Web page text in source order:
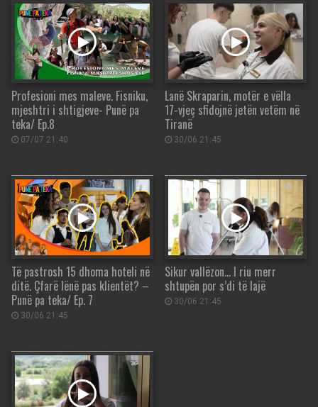
Profesioni mes maleve. Fisniku,
mjeshtri i shtigjeve- Punë pa
teka/ Ep.8
07/07 21:40
Lanë Skraparin, motër e vëlla
17-vjeç sfidojnë jetën vetëm në
Tiranë
30/06 21:45
Të pastrosh 15 dhoma hoteli në
ditë. Çfarë lënë pas klientët? –
Punë pa teka/ Ep. 7
30/06 21:45
Sikur vallëzon… I riu merr
shtupën por s’di të lajë
30/06 21:45